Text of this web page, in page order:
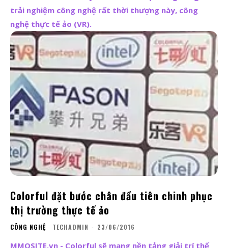
trải nghiệm công nghệ rất thời thượng này, công
nghệ thực tế ảo (VR).
Colorful đặt bước chân đầu tiên chinh phục
thị trường thực tế ảo
CÔNG NGHỆ TECHADMIN - 23/06/2016
MMOSITE.vn - Colorful sẽ mang nền tảng giải trí thế